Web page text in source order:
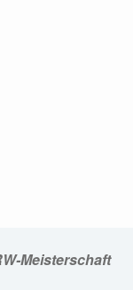
Meisterschaft